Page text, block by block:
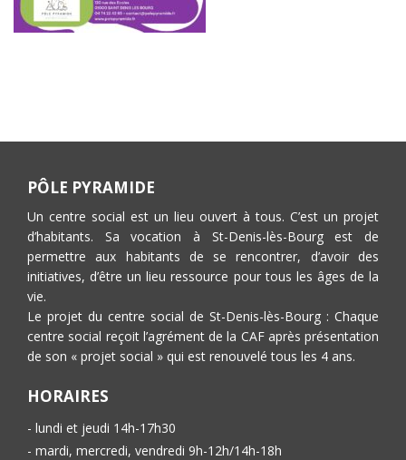
PÔLE PYRAMIDE
Un centre social est un lieu ouvert à tous. C’est un projet
d’habitants. Sa vocation à St-Denis-lès-Bourg est de
permettre aux habitants de se rencontrer, d’avoir des
initiatives, d’être un lieu ressource pour tous les âges de la
vie.
Le projet du centre social de St-Denis-lès-Bourg : Chaque
centre social reçoit l’agrément de la CAF après présentation
de son « projet social » qui est renouvelé tous les 4 ans.
HORAIRES
- lundi et jeudi 14h-17h30
- mardi, mercredi, vendredi 9h-12h/14h-18h